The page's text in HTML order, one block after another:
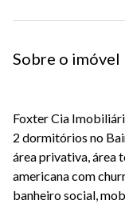
Sobre o imóvel
Foxter Cia
2 dormitórios no
área privativa, área
americana com
banheiro social,